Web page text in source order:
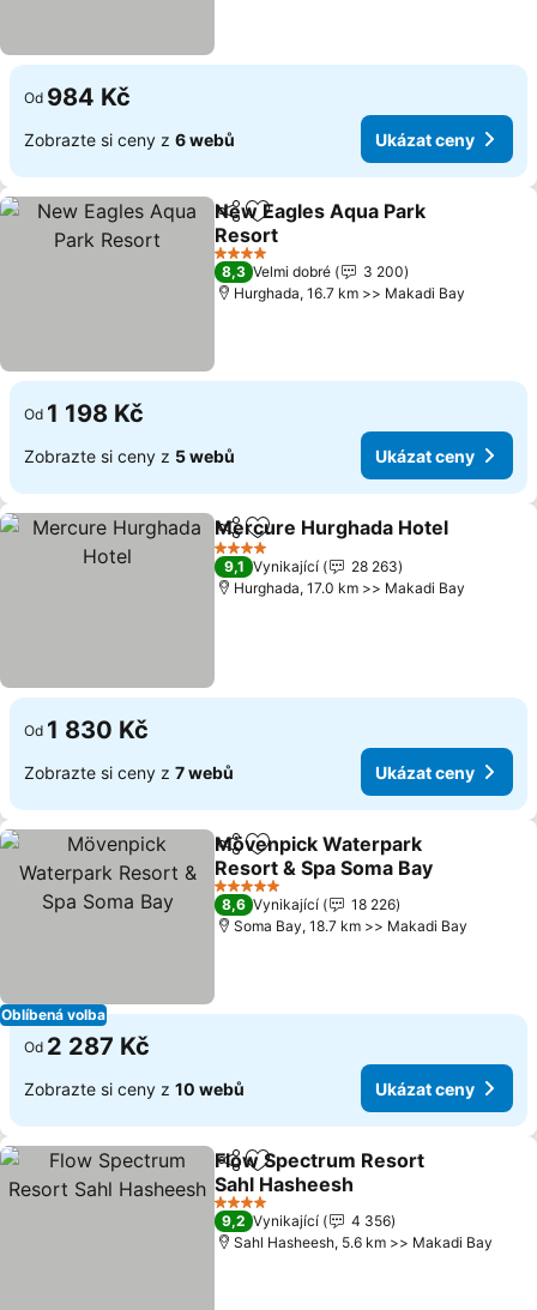
Od 984 Kč
Zobrazte si ceny z 6 webů Ukázat ceny
SdíletPřidat na seznam oblíbených
New Eagles Aqua Park
Resort
Ukázat ceny
4 Počet hvězdiček
8,3 Velmi dobré
3 200
Hurghada, 16.7 km >> Makadi Bay
Od 1 198 Kč
Zobrazte si ceny z 5 webů Ukázat ceny
SdíletPřidat na seznam oblíbených
Mercure Hurghada Hotel
4 Počet hvězdiček
9,1 Vynikající
28 263
Hurghada, 17.0 km >> Makadi Bay
Od 1 830 Kč
Zobrazte si ceny z 7 webů Ukázat ceny
Oblíbená volba
SdíletPřidat na seznam oblíbených
Mövenpick Waterpark
Resort & Spa Soma Bay
Ukázat ceny
5 Počet hvězdiček
8,6 Vynikající
18 226
Soma Bay, 18.7 km >> Makadi Bay
Od 2 287 Kč
Zobrazte si ceny z 10 webů Ukázat ceny
SdíletPřidat na seznam oblíbených
Flow Spectrum Resort
Sahl Hasheesh
Ukázat ceny
4 Počet hvězdiček
9,2 Vynikající
4 356
Sahl Hasheesh, 5.6 km >> Makadi Bay